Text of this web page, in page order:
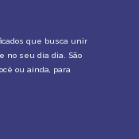
que busca unir
no seu dia dia. São
ou ainda, para